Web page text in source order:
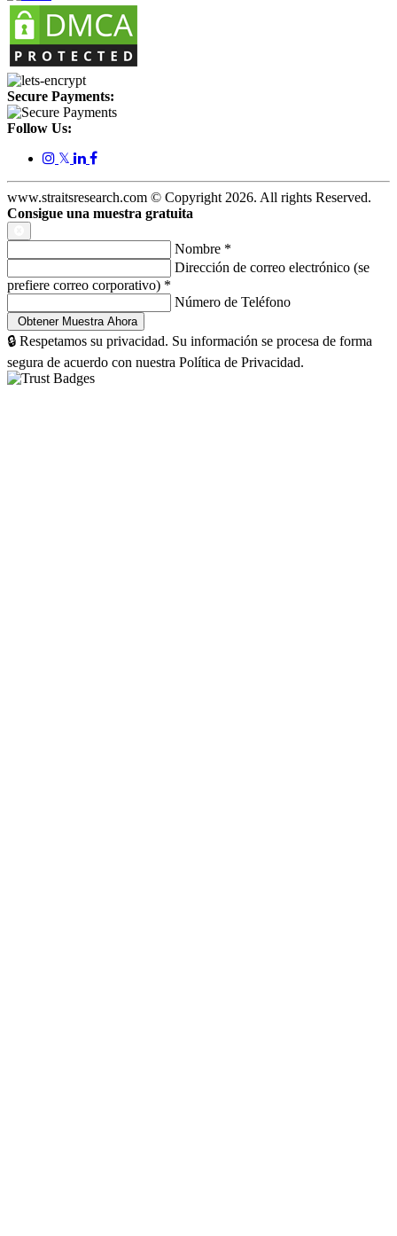
Secure Payments:
Follow Us:
𝕏
www.straitsresearch.com © Copyright 2026. All rights Reserved.
Consigue una muestra gratuita
Nombre *
Dirección de correo electrónico (se
prefiere correo corporativo) *
Número de Teléfono
🔒 Respetamos su privacidad. Su información se procesa de forma
segura de acuerdo con nuestra Política de Privacidad.